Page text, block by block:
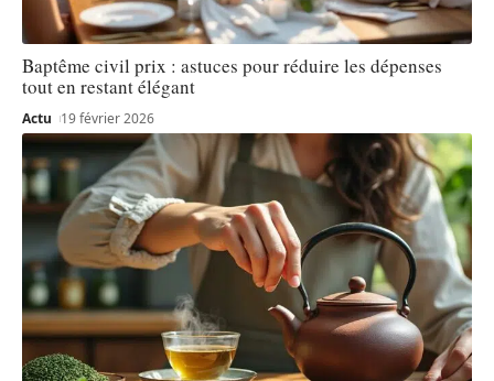
Baptême civil prix : astuces pour réduire les dépenses
tout en restant élégant
Actu 19 février 2026